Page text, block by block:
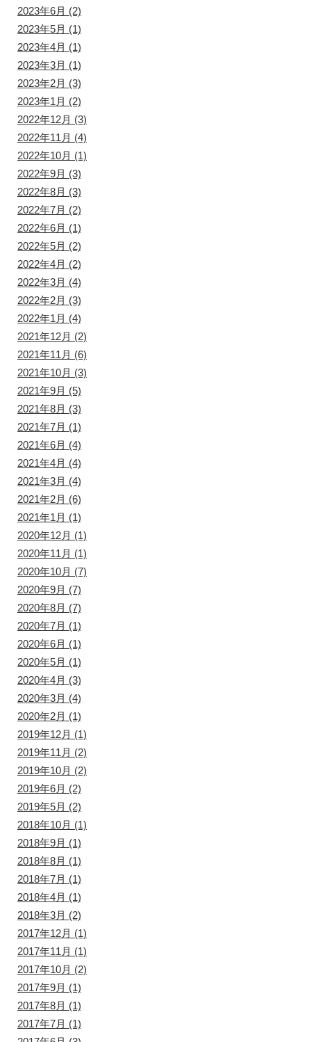
2023年6月 (2)
2023年5月 (1)
2023年4月 (1)
2023年3月 (1)
2023年2月 (3)
2023年1月 (2)
2022年12月 (3)
2022年11月 (4)
2022年10月 (1)
2022年9月 (3)
2022年8月 (3)
2022年7月 (2)
2022年6月 (1)
2022年5月 (2)
2022年4月 (2)
2022年3月 (4)
2022年2月 (3)
2022年1月 (4)
2021年12月 (2)
2021年11月 (6)
2021年10月 (3)
2021年9月 (5)
2021年8月 (3)
2021年7月 (1)
2021年6月 (4)
2021年4月 (4)
2021年3月 (4)
2021年2月 (6)
2021年1月 (1)
2020年12月 (1)
2020年11月 (1)
2020年10月 (7)
2020年9月 (7)
2020年8月 (7)
2020年7月 (1)
2020年6月 (1)
2020年5月 (1)
2020年4月 (3)
2020年3月 (4)
2020年2月 (1)
2019年12月 (1)
2019年11月 (2)
2019年10月 (2)
2019年6月 (2)
2019年5月 (2)
2018年10月 (1)
2018年9月 (1)
2018年8月 (1)
2018年7月 (1)
2018年4月 (1)
2018年3月 (2)
2017年12月 (1)
2017年11月 (1)
2017年10月 (2)
2017年9月 (1)
2017年8月 (1)
2017年7月 (1)